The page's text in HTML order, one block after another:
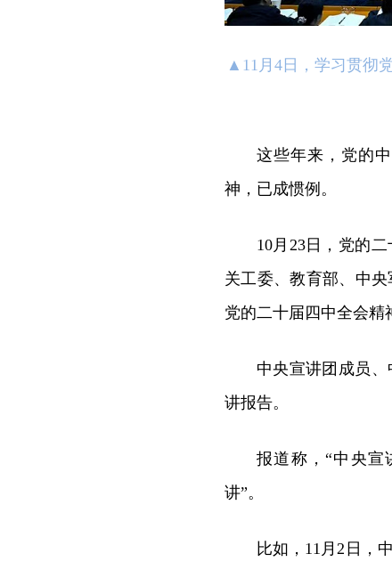
▲ 11月4日，学习贯彻
这些年来，党的
神，已成惯例。
10月23日，党的
关工委、教育部、中
党的二十届四中全会精
中央宣讲团成员
讲报告。
报道称，“中央宣
讲”。
比如，11月2日，